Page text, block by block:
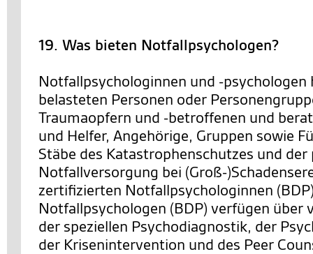
19. Was bieten Notfallpsychologen?
Notfallpsychologinnen und -psychologen
belasteten Personen oder
Traumaopfern und -betroffenen und
und Helfer, Angehörige, Gruppen sowie
Stäbe des Katastrophenschutzes und der
Notfallversorgung bei (Groß-
zertifizierten Notfallpsychologinnen
Notfallpsychologen (BDP) verfügen über
der speziellen Psychodiagnostik, der
der Krisenintervention und des Peer